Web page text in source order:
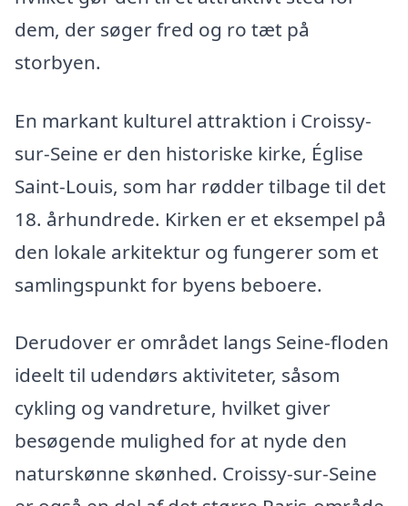
dem, der søger fred og ro tæt på
storbyen.
En markant kulturel attraktion i Croissy-
sur-Seine er den historiske kirke, Église
Saint-Louis, som har rødder tilbage til det
18. århundrede. Kirken er et eksempel på
den lokale arkitektur og fungerer som et
samlingspunkt for byens beboere.
Derudover er området langs Seine-floden
ideelt til udendørs aktiviteter, såsom
cykling og vandreture, hvilket giver
besøgende mulighed for at nyde den
naturskønne skønhed. Croissy-sur-Seine